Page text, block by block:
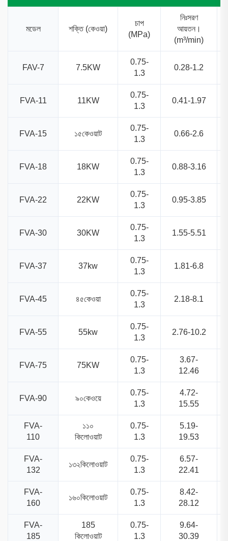
মডেল শক্তি (কেওয়া)
চাপ
(MPa)
নিঃসরণ
আয়তন।
(m³/min)
FAV-7 7.5KW
0.75-
1.3
0.28-1.2
FVA-11 11KW
0.75-
1.3
0.41-1.97
FVA-15 ১৫কেওয়াট
0.75-
1.3
0.66-2.6
FVA-18 18KW
0.75-
1.3
0.88-3.16
FVA-22 22KW
0.75-
1.3
0.95-3.85
FVA-30 30KW
0.75-
1.3
1.55-5.51
FVA-37 37kw
0.75-
1.3
1.81-6.8
FVA-45 ৪৫কেওয়া
0.75-
1.3
2.18-8.1
FVA-55 55kw
0.75-
1.3
2.76-10.2
FVA-75 75KW
0.75-
1.3
3.67-
12.46
FVA-90 ৯০কেওয়ে
0.75-
1.3
4.72-
15.55
FVA-
110
১১০
কিলোওয়াট
0.75-
1.3
5.19-
19.53
FVA-
132
১৩২কিলোওয়াট
0.75-
1.3
6.57-
22.41
FVA-
160
১৬০কিলোওয়াট
0.75-
1.3
8.42-
28.12
FVA-
185
185
কিলোওয়াট
0.75-
1.3
9.64-
30.39